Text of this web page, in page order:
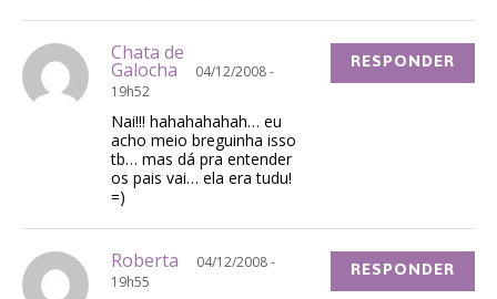
Chata de
Galocha
04/12/2008 -
19h52
Nai!!! hahahahahah… eu
acho meio breguinha isso
tb… mas dá pra entender
os pais vai… ela era tudu!
=)
RESPONDER
Roberta
04/12/2008 -
19h55
RESPONDER